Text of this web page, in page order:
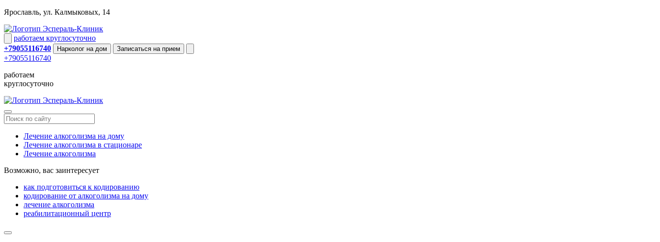
Ярославль, ул. Калмыковых, 14
Эспераль-Клиник
работаем круглосуточно
+79055116740
Нарколог на дом Записаться на прием
+79055116740
работаем
круглосуточно
Эспераль-Клиник
Лечение алкоголизма на дому
Лечение алкоголизма в стационаре
Лечение алкоголизма
Возможно, вас заинтересует
как подготовиться к кодированию
кодирование от алкоголизма на дому
лечение алкоголизма
реабилитационный центр